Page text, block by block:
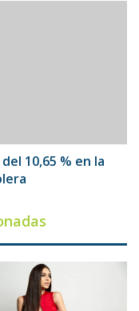
10,65 % en la